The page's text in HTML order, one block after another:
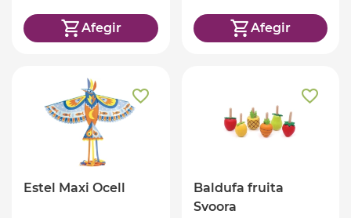
Afegir Afegir
Estel Maxi Ocell
Baldufa fruita
Svoora